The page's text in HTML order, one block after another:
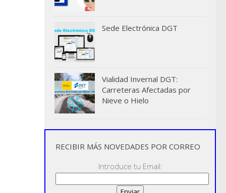
Sede Electrónica DGT
Vialidad Invernal DGT:
Carreteras Afectadas por
Nieve o Hielo
RECIBIR MÁS NOVEDADES POR CORREO
Introduce tu Email: